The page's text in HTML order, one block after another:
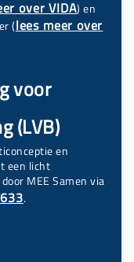
over VIDA) en
(lees meer over
voor
(LVB)
en
een licht
MEE Samen via
.